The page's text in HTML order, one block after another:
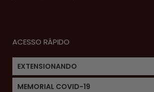
ACESSO RÁPIDO
EXTENSIONANDO
MEMORIAL COVID-19